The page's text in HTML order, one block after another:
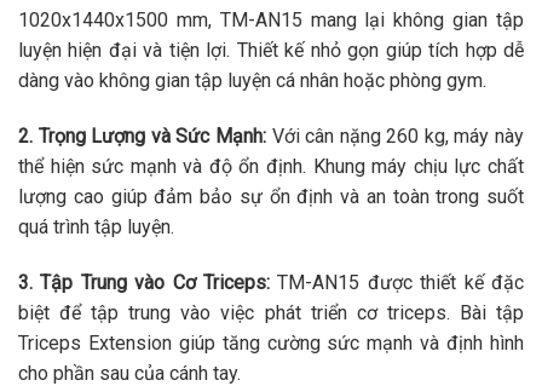
1020x1440x1500 mm, TM-AN15 mang lại không gian tập
luyện hiện đại và tiện lợi. Thiết kế nhỏ gọn giúp tích hợp dễ
dàng vào không gian tập luyện cá nhân hoặc phòng gym.
2. Trọng Lượng và Sức Mạnh:Với cân nặng 260 kg, máy này
thể hiện sức mạnh và độ ổn định. Khung máy chịu lực chất
lượng cao giúp đảm bảo sự ổn định và an toàn trong suốt
quá trình tập luyện.
3. Tập Trung vào Cơ Triceps: TM-AN15 được thiết kế đặc
biệt để tập trung vào việc phát triển cơ triceps. Bài tập
Triceps Extension giúp tăng cường sức mạnh và định hình
cho phần sau của cánh tay.